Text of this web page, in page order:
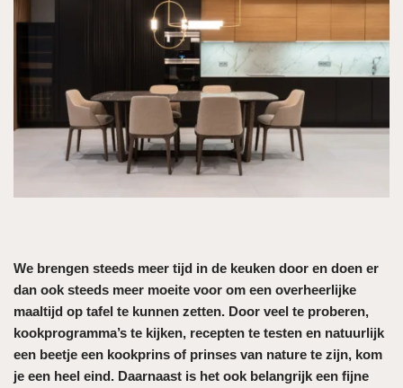
We brengen steeds meer tijd in de keuken door en doen er
dan ook steeds meer moeite voor om een overheerlijke
maaltijd op tafel te kunnen zetten. Door veel te proberen,
kookprogramma’s te kijken, recepten te testen en natuurlijk
een beetje een kookprins of prinses van nature te zijn, kom
je een heel eind. Daarnaast is het ook belangrijk een fijne